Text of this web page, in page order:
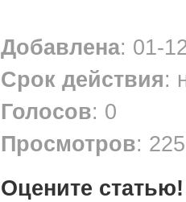
Добавлена: 01-
Срок действия:
Голосов: 0
Просмотров: 225
Оцените статью!